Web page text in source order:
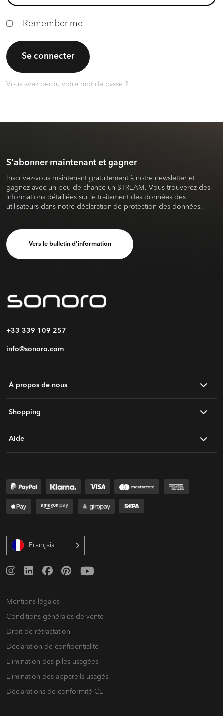
Remember me
Se connecter
Vous avez perdu votre mot de passe ?
S'abonner maintenant et gagner
Inscrivez-vous maintenant gratuitement à notre newsletter et
gagnez avec un peu de chance un STREAM. Vous trouverez des
informations détaillées sur le traitement des données des
utilisateurs dans notre déclaration de protection des données.
Vers le bulletin d'information
+33 339 109 257
info@sonoro.com
À propos de nous
Shopping
Aide
Français
Mentions légales
Conditions générales de vente
Droit de rétractation
Déclaration de confidentialité
Élimination des piles usagées
Élimination des appareils usagés
Déclarations de conformité CE